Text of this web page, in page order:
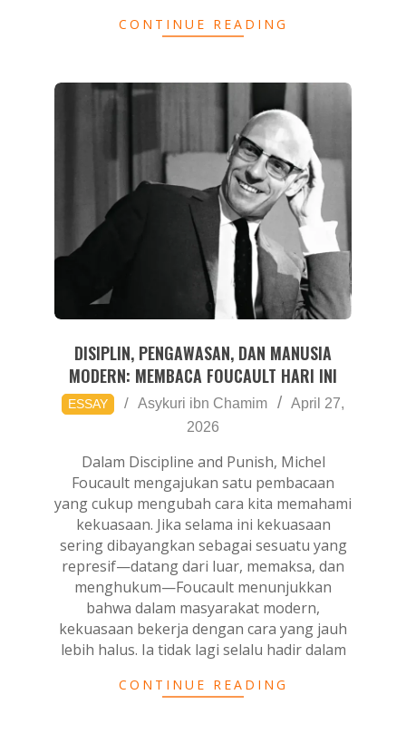
CONTINUE READING
DISIPLIN, PENGAWASAN, DAN MANUSIA
MODERN: MEMBACA FOUCAULT HARI INI
2026-
04-
ESSAY Asykuri ibn Chamim
April 27,
2026
Dalam Discipline and Punish, Michel
Foucault mengajukan satu pembacaan
yang cukup mengubah cara kita memahami
kekuasaan. Jika selama ini kekuasaan
sering dibayangkan sebagai sesuatu yang
represif—datang dari luar, memaksa, dan
menghukum—Foucault menunjukkan
bahwa dalam masyarakat modern,
kekuasaan bekerja dengan cara yang jauh
lebih halus. Ia tidak lagi selalu hadir dalam
CONTINUE READING